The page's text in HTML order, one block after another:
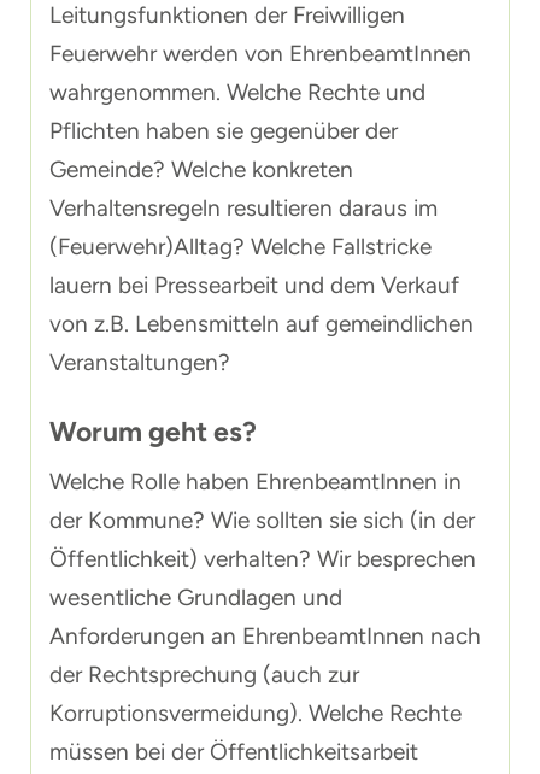
Leitungsfunktionen der Freiwilligen
Feuerwehr werden von EhrenbeamtInnen
wahrgenommen. Welche Rechte und
Pflichten haben sie gegenüber der
Gemeinde? Welche konkreten
Verhaltensregeln resultieren daraus im
(Feuerwehr)Alltag? Welche Fallstricke
lauern bei Pressearbeit und dem Verkauf
von z.B. Lebensmitteln auf gemeindlichen
Veranstaltungen?
Worum geht es?
Welche Rolle haben EhrenbeamtInnen in
der Kommune? Wie sollten sie sich (in der
Öffentlichkeit) verhalten? Wir besprechen
wesentliche Grundlagen und
Anforderungen an EhrenbeamtInnen nach
der Rechtsprechung (auch zur
Korruptionsvermeidung). Welche Rechte
müssen bei der Öffentlichkeitsarbeit